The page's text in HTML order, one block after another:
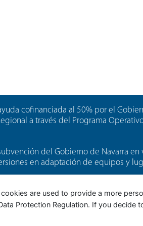
cofinanciada al 50% por el
a través del Programa
del Gobierno de Navarra en
en adaptación de equipos y
para mejora de la competitividad.
Europeo de Desarrollo Regional a
are used to provide a more
Protection Regulation. If you